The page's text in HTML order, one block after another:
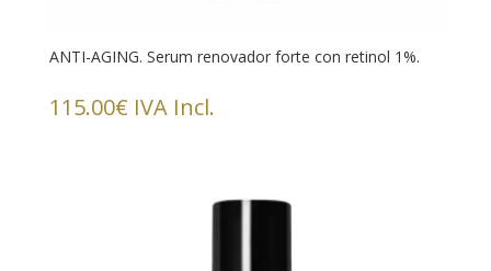
ANTI-AGING. Serum renovador forte con retinol 1%.
115.00€ IVA Incl.